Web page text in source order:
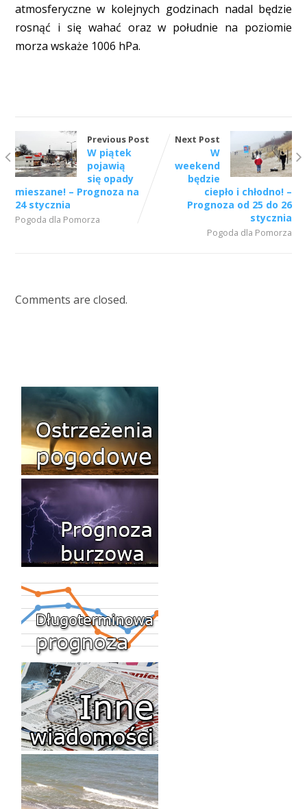
atmosferyczne w kolejnych godzinach nadal będzie
rosnąć i się wahać oraz w południe na poziomie
morza wskaże 1006 hPa.
Previous Post
W piątek
pojawią
się opady
mieszane! – Prognoza na
24 stycznia
Pogoda dla Pomorza
Next Post
W
weekend
będzie
ciepło i chłodno! –
Prognoza od 25 do 26
stycznia
Pogoda dla Pomorza
Comments are closed.